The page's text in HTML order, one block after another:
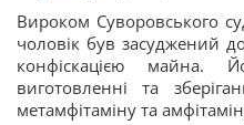
Вироком Суворовського
чоловік був засуджений
конфіскацією
виготовленні та
метамфітаміну та